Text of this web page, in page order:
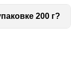
200 г?